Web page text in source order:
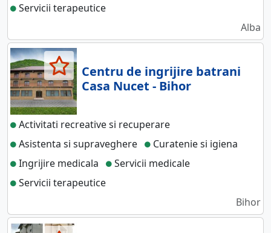
Servicii terapeutice
Alba
Centru de ingrijire batrani
Casa Nucet - Bihor
Activitati recreative si recuperare
Asistenta si supraveghere
Curatenie si igiena
Ingrijire medicala
Servicii medicale
Servicii terapeutice
Bihor